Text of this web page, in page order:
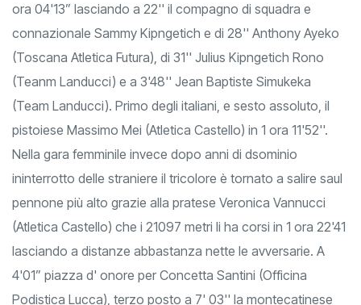
ora 04'13” lasciando a 22'' il compagno di squadra e
connazionale Sammy Kipngetich e di 28'' Anthony Ayeko
(Toscana Atletica Futura), di 31'' Julius Kipngetich Rono
(Teanm Landucci) e a 3'48'' Jean Baptiste Simukeka
(Team Landucci). Primo degli italiani, e sesto assoluto, il
pistoiese Massimo Mei (Atletica Castello) in 1 ora 11'52''.
Nella gara femminile invece dopo anni di dsominio
ininterrotto delle straniere il tricolore è tornato a salire saul
pennone più alto grazie alla pratese Veronica Vannucci
(Atletica Castello) che i 21097 metri li ha corsi in 1 ora 22'41
lasciando a distanze abbastanza nette le avversarie. A
4'01” piazza d' onore per Concetta Santini (Officina
Podistica Lucca), terzo posto a 7' 03'' la montecatinese